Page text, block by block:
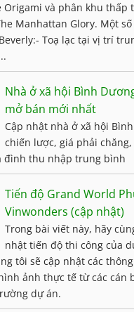
Origami và phân khu thấp
Manhattan Glory. Một
Toạ lạc tại vị trí
Nhà ở xã hội Bình
mở bán mới nhất
Cập nhật nhà ở xã hội
chiến lược, giá phải
đình thu nhập trung bình
Tiến độ Grand World
Vinwonders (cập nhật)
Trong bài viết này, hãy
nhật tiến độ thi công của
tôi sẽ cập nhật các
ảnh thực tế từ các cán
dự án.